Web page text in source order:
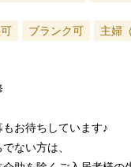
ブランク可 主婦
お待ちしています♪
ない方は、